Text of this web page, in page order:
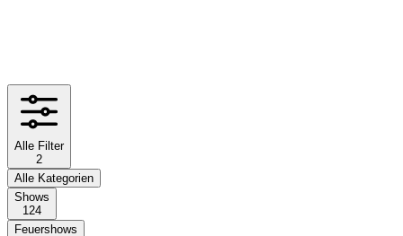
Alle Filter
2
Alle Kategorien
Shows
124
Feuershows